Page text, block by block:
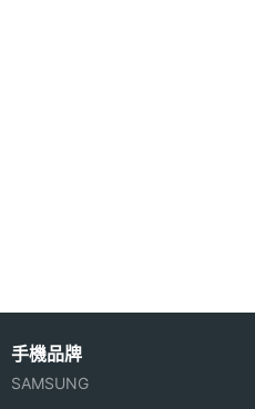
商務功能 輕易上手
手機品牌
SAMSUNG